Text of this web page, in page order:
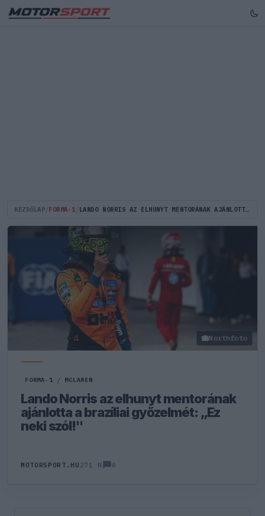
KEZDŐLAP FORMA-1 LANDO NORRIS AZ ELHUNYT MENTORÁNAK AJÁNLOTTA A BRAZÍLIAI GYŐZELMÉT: „EZ NEKI SZÓL!"
Northfoto
FORMA-1 / MCLAREN
Lando Norris az elhunyt mentorának
ajánlotta a brazíliai győzelmét: „Ez
neki szól!"
MOTORSPORT.HU 271 N 0